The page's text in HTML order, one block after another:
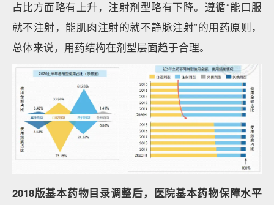
占比方面略有上升，注射剂型略有下降。遵循“能口服
就不注射，能肌肉注射的就不静脉注射”的用药原则，
总体来说，用药结构在剂型层面趋于合理。
2018版基本药物目录调整后，医院基本药物保障水平